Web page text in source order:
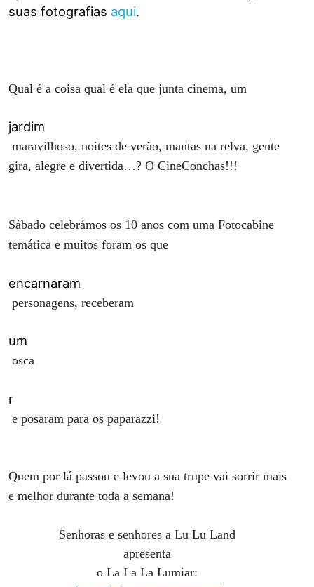
suas fotografias aqui.
Qual é a coisa qual é ela que junta cinema, um
​jardim
maravilhoso, noites de verão, mantas na relva, gente
gira, alegre e divertida…? O CineConchas!!!
Sábado celebrámos os 10 anos com uma Fotocabine
temática e muitos foram os que
​encarnaram
personagens, receberam
​um​
osca
​r​
e posaram para os paparazzi!
Quem por lá passou e levou a sua trupe vai sorrir mais
e melhor durante toda a semana!
Senhoras e senhores a Lu Lu Land
apresenta
o La La La Lumiar: